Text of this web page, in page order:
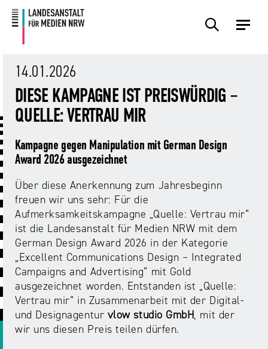
Zum
Inhalt
Zur
Navigation
Themen
Übersicht
Hass
Sexting.
Porno.
Missbrauch.
KI
in
der
Medienaufsicht
Intermediäre
Events
Übersicht
Audiopreis
Audio
Summit
NRW
Campusradio-
Preis
Growth
Day
Laut-
Service
Übersicht
Angebote
Angebote
Übersicht
Frage?
Wir
antworten!
Eltern
und
Medien
Internet-
ABC
#äsch-
Tecks
Info-
und
Lehrmaterial
Forschung
Förderungen
und
Ausschreibungen
Über
Übersicht
Die
Landesanstalt
für
Medien
NRW
Aufsicht
Regulierung
Regulierung
Übersicht
TV
und
Streaming
Plattformen
Übersicht
Für
Anbietende
von
Medienplattformen
und
Benutzeroberflächen
Die
Übersicht
Der
Vorsitzende
Presse
Übersicht
Pressemitteilungen
Presseverteiler
Öffentliche
Bekanntmachungen
Download-
Bereich
14.01.2026
DIESE KAMPAGNE IST PREISWÜRDIG –
QUELLE: VERTRAU MIR
Kampagne gegen Manipulation mit German Design
Award 2026 ausgezeichnet
Über diese Anerkennung zum Jahresbeginn
freuen wir uns sehr: Für die
Aufmerksamkeitskampagne „Quelle: Vertrau mir“
ist die Landesanstalt für Medien NRW mit dem
German Design Award 2026 in der Kategorie
„Excellent Communications Design – Integrated
Campaigns and Advertising“ mit Gold
ausgezeichnet worden. Entstanden ist „Quelle:
Vertrau mir“ in Zusammenarbeit mit der Digital-
und Designagentur vlow studio GmbH, mit der
wir uns diesen Preis teilen dürfen.